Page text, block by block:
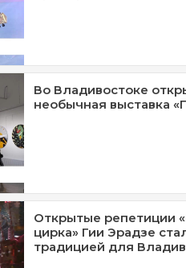
Во Владивостоке
необычная выставка
Открытые репетиции
цирка» Гии Эрадзе
традицией для